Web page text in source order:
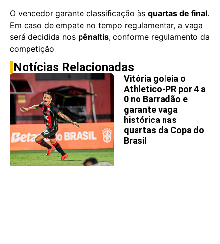
O vencedor garante classificação às quartas de final.
Em caso de empate no tempo regulamentar, a vaga
será decidida nos pênaltis, conforme regulamento da
competição.
Notícias Relacionadas
Vitória goleia o
Athletico-PR por 4 a
0 no Barradão e
garante vaga
histórica nas
quartas da Copa do
Brasil